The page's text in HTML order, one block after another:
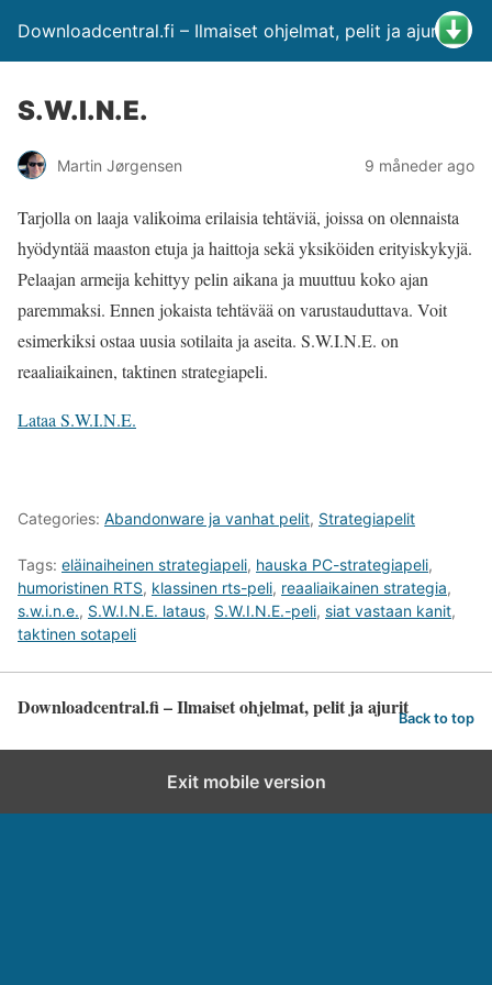
Downloadcentral.fi – Ilmaiset ohjelmat, pelit ja ajurit
S.W.I.N.E.
Martin Jørgensen 9 måneder ago
Tarjolla on laaja valikoima erilaisia tehtäviä, joissa on olennaista
hyödyntää maaston etuja ja haittoja sekä yksiköiden erityiskykyjä.
Pelaajan armeija kehittyy pelin aikana ja muuttuu koko ajan
paremmaksi. Ennen jokaista tehtävää on varustauduttava. Voit
esimerkiksi ostaa uusia sotilaita ja aseita. S.W.I.N.E. on
reaaliaikainen, taktinen strategiapeli.
Lataa S.W.I.N.E.
Categories: Abandonware ja vanhat pelit, Strategiapelit
Tags: eläinaiheinen strategiapeli, hauska PC-strategiapeli,
humoristinen RTS, klassinen rts-peli, reaaliaikainen strategia,
s.w.i.n.e., S.W.I.N.E. lataus, S.W.I.N.E.-peli, siat vastaan kanit,
taktinen sotapeli
Downloadcentral.fi – Ilmaiset ohjelmat, pelit ja ajuritBack to top
Exit mobile version